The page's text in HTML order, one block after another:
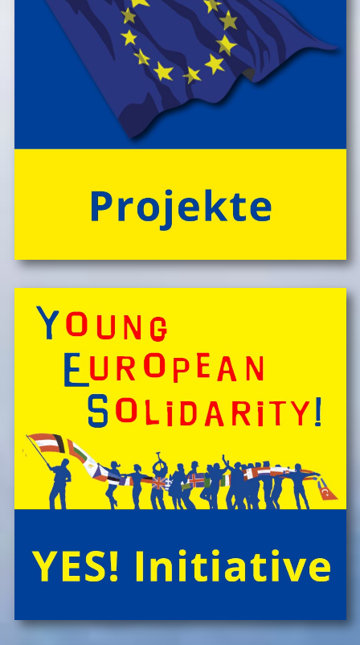
Knistern am Lagerfeuer lauschen, abends die Au
erkunden und viele weitere Abenteuer erleben!
Engagierte und bestens motivierte Outdoor-
PĂ¤dagog*innen wissen zu begeistern. Sie sorgen rund
um die Uhr um das Wohl der Kinder, fĂźr Bewegung
und Freude im Camp-Alltag, â€Ś ebenso fĂźr die
gemeinsam vor Ort, in der speziellen Outdoor-Station
'CateringInsel' frisch zubereiteten, kĂśstlichen Bio-
Mahlzeiten!
Spontan anfragen,
> Folder ansehen'